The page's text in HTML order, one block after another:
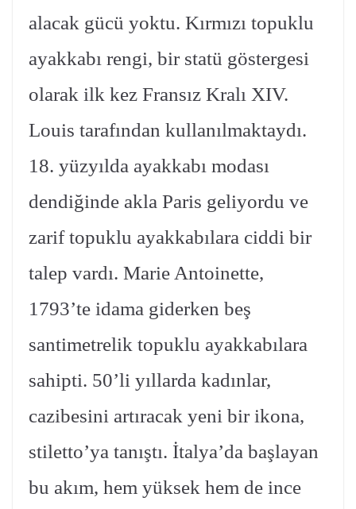
alacak gücü yoktu. Kırmızı topuklu
ayakkabı rengi, bir statü göstergesi
olarak ilk kez Fransız Kralı XIV.
Louis tarafından kullanılmaktaydı.
18. yüzyılda ayakkabı modası
dendiğinde akla Paris geliyordu ve
zarif topuklu ayakkabılara ciddi bir
talep vardı. Marie Antoinette,
1793’te idama giderken beş
santimetrelik topuklu ayakkabılara
sahipti. 50’li yıllarda kadınlar,
cazibesini artıracak yeni bir ikona,
stiletto’ya tanıştı. İtalya’da başlayan
bu akım, hem yüksek hem de ince